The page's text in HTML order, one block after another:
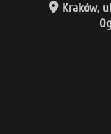
Kraków,